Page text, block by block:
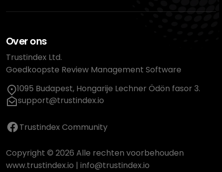
Over ons
Trustindex Ltd.
Goedkoopste Review Management Software
1095 Budapest, Hongarije Lechner Ödön fasor 3.
support@trustindex.io
Trustindex Community
Copyright © 2026 Alle rechten voorbehouden
www.trustindex.io | info@trustindex.io